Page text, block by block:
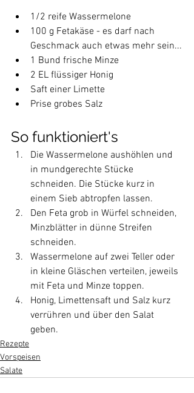
1/2 reife Wassermelone
100 g Fetakäse - es darf nach
Geschmack auch etwas mehr sein...
1 Bund frische Minze
2 EL flüssiger Honig
Saft einer Limette
Prise grobes Salz
So funktioniert's
Die Wassermelone aushöhlen und
in mundgerechte Stücke
schneiden. Die Stücke kurz in
einem Sieb abtropfen lassen.
Den Feta grob in Würfel schneiden,
Minzblätter in dünne Streifen
schneiden.
Wassermelone auf zwei Teller oder
in kleine Gläschen verteilen, jeweils
mit Feta und Minze toppen.
Honig, Limettensaft und Salz kurz
verrühren und über den Salat
geben.
Rezepte
Vorspeisen
Salate